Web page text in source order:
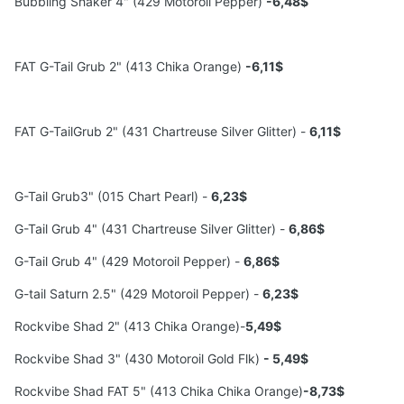
FAT G-Tail Grub 2" (413 Chika Orange) -6,11$
FAT G-TailGrub 2" (431 Chartreuse Silver Glitter) - 6,11$
G-Tail Grub3" (015 Chart Pearl) - 6,23$
G-Tail Grub 4" (431 Chartreuse Silver Glitter) - 6,86$
G-Tail Grub 4" (429 Motoroil Pepper) - 6,86$
G-tail Saturn 2.5" (429 Motoroil Pepper) - 6,23$
Rockvibe Shad 2" (413 Chika Orange)-5,49$
Rockvibe Shad 3" (430 Motoroil Gold Flk) - 5,49$
Rockvibe Shad FAT 5" (413 Chika Chika Orange)-8,73$